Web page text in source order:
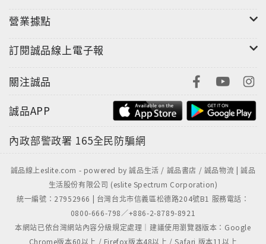
營業據點
訂閱誠品線上電子報
關注誠品
誠品APP
內政部警政署 165全民防騙網
誠品線上eslite.com - powered by 誠品生活 / 誠品書店 / 誠品物流 | 誠品
生活股份有限公司 (eslite Spectrum Corporation)
統一編號：27952966 | 台灣台北市信義區松德路204號B1 服務電話：
0800-666-798／+886-2-8789-8921
本網站已依台灣網站內容分級規定處理｜建議使用瀏覽器版本：Google
Chrome版本60以上 / Firefox版本48以上 / Safari 版本11以上